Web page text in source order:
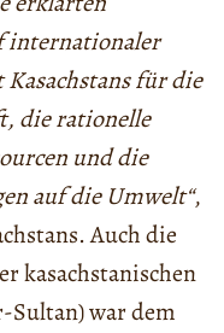
internationaler
Kasachstans für die
die rationelle
und die
auf die Umwelt“,
Auch die
kasachstanischen
Sultan) war dem